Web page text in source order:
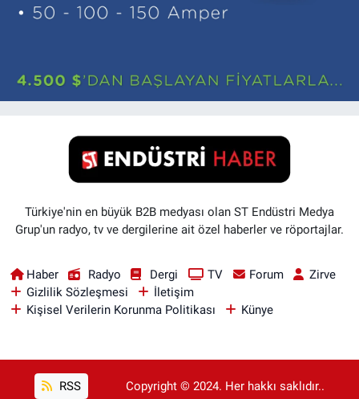
Türkiye'nin en büyük B2B medyası olan ST Endüstri Medya
Grup'un radyo, tv ve dergilerine ait özel haberler ve röportajlar.
Haber Radyo Dergi TV Forum
Zirve
Gizlilik Sözleşmesi
İletişim
Kişisel Verilerin Korunma Politikası
Künye
RSS Copyright © 2024. Her hakkı saklıdır..